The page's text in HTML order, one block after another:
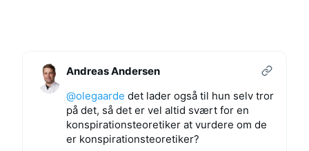
Andreas Andersen
@olegaarde det lader også til hun selv tror
på det, så det er vel altid svært for en
konspirationsteoretiker at vurdere om de
er konspirationsteoretiker?